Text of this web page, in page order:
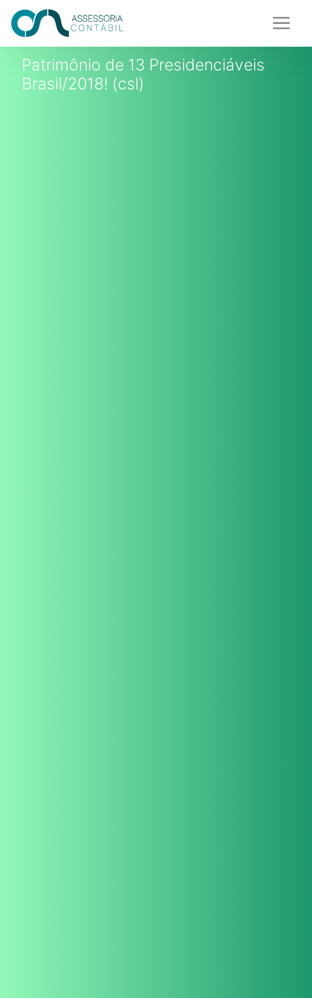
Patrimônio de 13 Presidenciáveis
Brasil/2018! (csl)